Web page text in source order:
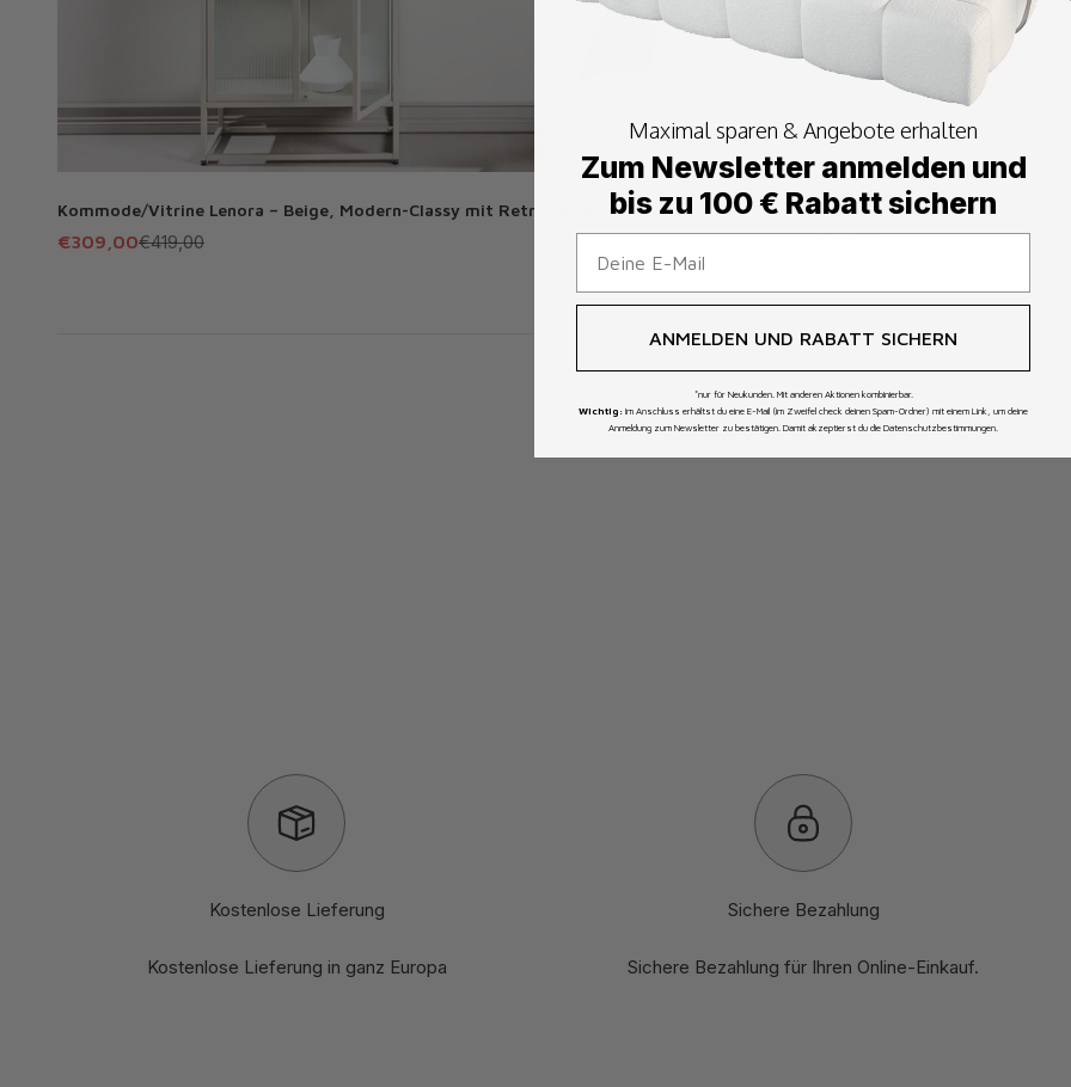
Kommode/Vitrine Lenora – Beige, Modern-Classy mit Retro-Akzent
Angebot
€309,00Regulärer Preis
€419,00
Vitrine Leonie - in Schwarz
Angebot
€419,00
Kostenlose Lieferung
Kostenlose Lieferung in ganz Europa
Sichere Bezahlung
Sichere Bezahlung für Ihren Online-Einkauf.
Maximal sparen & Angebote erhalten
Zum Newsletter anmelden und
bis zu 100 € Rabatt sichern
ANMELDEN UND RABATT SICHERN
*nur für Neukunden. Mit anderen Aktionen kombinierbar.
Wichtig: Im Anschluss erhältst du eine E-Mail (im Zweifel check deinen Spam-Ordner) mit einem Link, um deine
Anmeldung zum Newsletter zu bestätigen. Damit akzeptierst du die Datenschutzbestimmungen.